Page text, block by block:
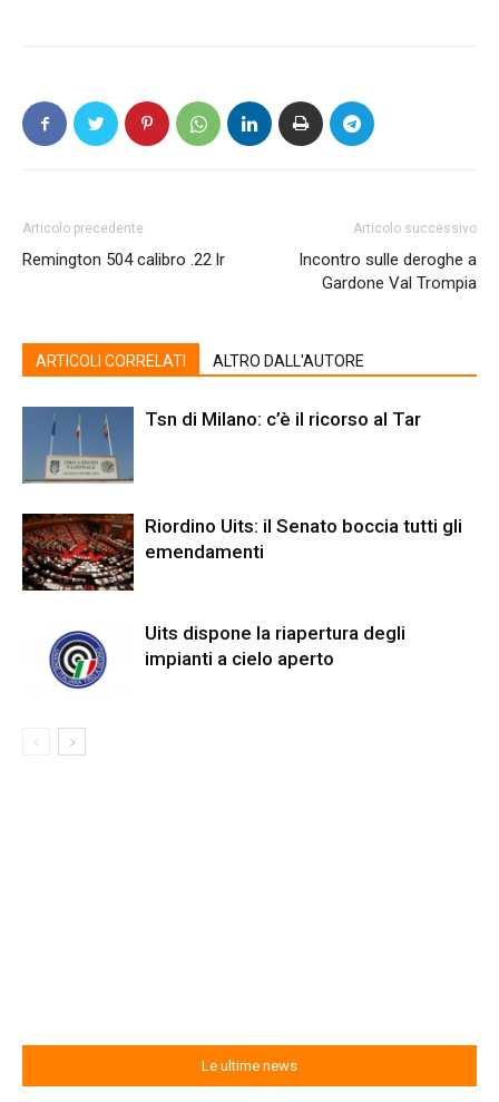
Articolo precedente
Remington 504 calibro .22 lr
Articolo successivo
Incontro sulle deroghe a
Gardone Val Trompia
ARTICOLI CORRELATI ALTRO DALL'AUTORE
Tsn di Milano: c’è il ricorso al Tar
Riordino Uits: il Senato boccia tutti gli
emendamenti
Uits dispone la riapertura degli
impianti a cielo aperto
Le ultime news